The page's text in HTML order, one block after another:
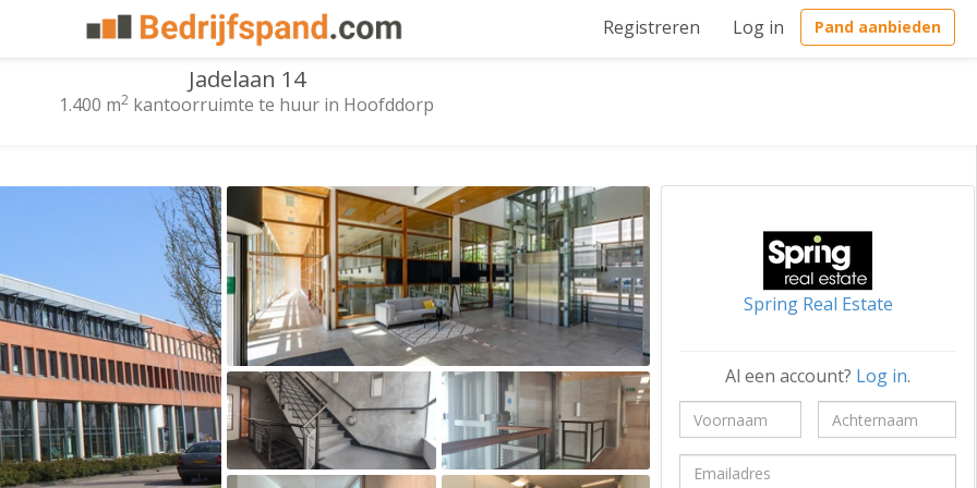
Registreren Log in Pand aanbieden
Jadelaan 14
1.400 m2 kantoorruimte te huur in Hoofddorp
Spring Real Estate
Al een account? Log in.